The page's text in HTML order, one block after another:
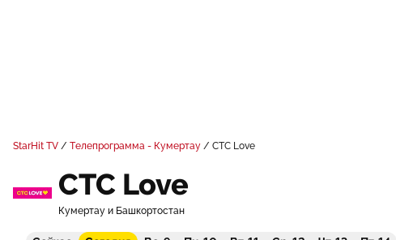
StarHit TV Телепрограмма - Кумертау СТС Love
СТС Love
Кумертау и Башкортостан